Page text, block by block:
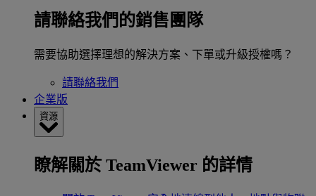
請聯絡我們的銷售團隊
需要協助選擇理想的解決方案、下單或升級授權嗎？
請聯絡我們
企業版
資源
瞭解關於 TeamViewer 的詳情